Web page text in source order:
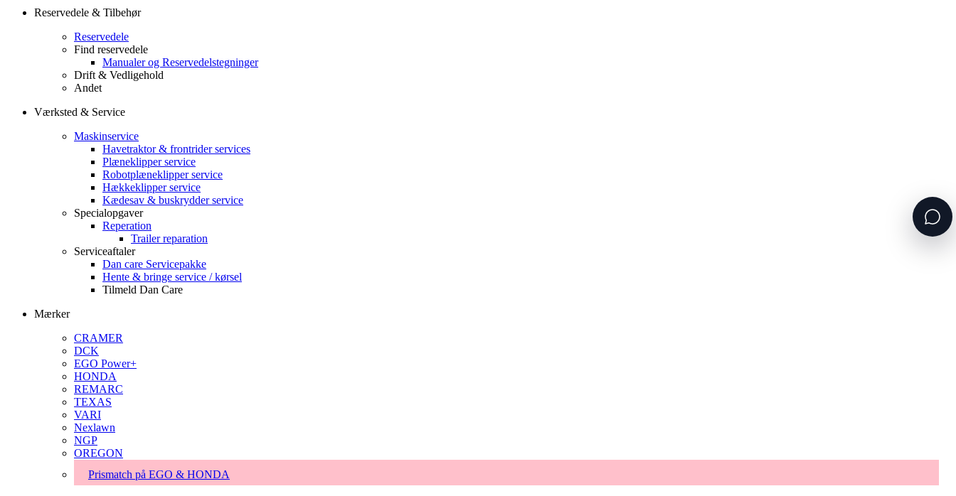
Reservedele & Tilbehør
Reservedele
Find reservedele
Manualer og Reservedelstegninger
Drift & Vedligehold
Andet
Værksted & Service
Maskinservice
Havetraktor & frontrider services
Plæneklipper service
Robotplæneklipper service
Hækkeklipper service
Kædesav & buskrydder service
Specialopgaver
Reperation
Trailer reparation
Serviceaftaler
Dan care Servicepakke
Hente & bringe service / kørsel
Tilmeld Dan Care
Mærker
CRAMER
DCK
EGO Power+
HONDA
REMARC
TEXAS
VARI
Nexlawn
NGP
OREGON
Prismatch på EGO & HONDA